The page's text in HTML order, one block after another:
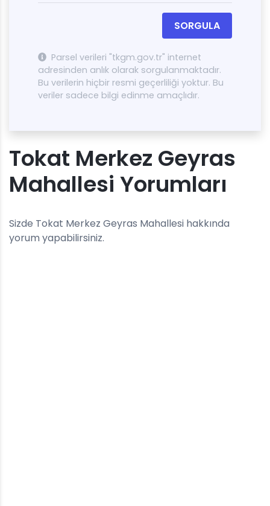
SORGULA
Parsel verileri "tkgm.gov.tr" internet
adresinden anlık olarak sorgulanmaktadır.
Bu verilerin hiçbir resmi geçerliliği yoktur. Bu
veriler sadece bilgi edinme amaçlıdır.
Tokat Merkez Geyras
Mahallesi Yorumları
Sizde Tokat Merkez Geyras Mahallesi hakkında
yorum yapabilirsiniz.